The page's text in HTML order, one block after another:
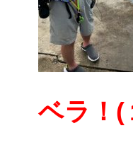
ベラ！(